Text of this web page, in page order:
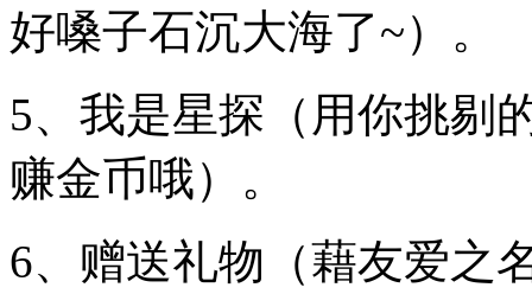
好嗓子石沉大海了~）。
5、我是星探（用你挑剔
赚金币哦）。
6、赠送礼物（藉友爱之